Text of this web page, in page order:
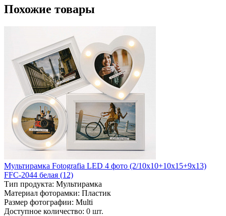
Похожие товары
Мультирамка Fotografia LED 4 фото (2/10х10+10х15+9х13)
FFC-2044 белая (12)
Тип продукта: Мультирамка
Материал фоторамки: Пластик
Размер фотографии: Multi
Доступное количество: 0 шт.